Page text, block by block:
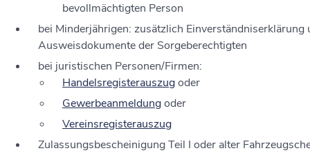
bevollmächtigten Person
bei Minderjährigen: zusätzlich Einverständniserklärung
Ausweisdokumente der Sorgeberechtigten
bei juristischen Personen/Firmen:
Handelsregisterauszugoder
Gewerbeanmeldungoder
Vereinsregisterauszug
Zulassungsbescheinigung Teil I oder alter